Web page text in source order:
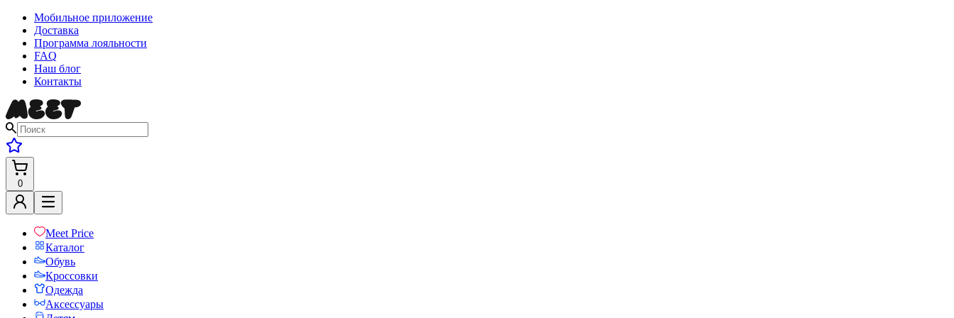
Мобильное приложение
Доставка
Программа лояльности
FAQ
Наш блог
Контакты
0
Meet Price
Каталог
Обувь
Кроссовки
Одежда
Аксессуары